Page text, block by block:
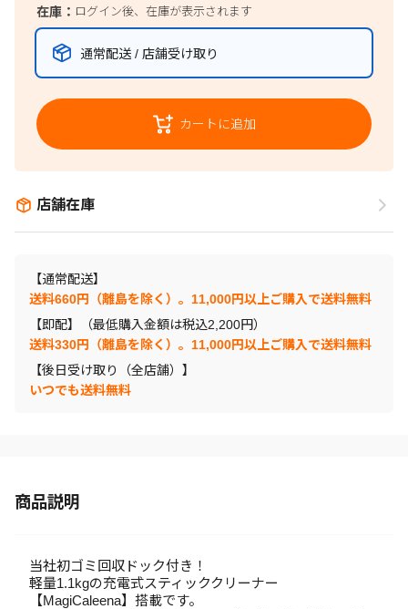
在庫： ログイン後、在庫が表示されます
通常配送 / 店舗受け取り
カートに追加
店舗在庫
【通常配送】
送料660円（離島を除く）。11,000円以上ご購入で送料無料
【即配】（最低購入金額は税込2,200円）
送料330円（離島を除く）。11,000円以上ご購入で送料無料
【後日受け取り（全店舗）】
いつでも送料無料
商品説明
当社初ゴミ回収ドック付き！
軽量1.1kgの充電式スティッククリーナー
【MagiCaleena】搭載です。